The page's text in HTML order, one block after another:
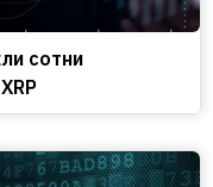
сотни